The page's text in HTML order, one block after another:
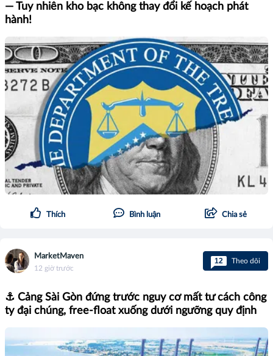
— Tuy nhiên kho bạc không thay đổi kế hoạch phát
hành!
Thích Bình luận Chia sẻ
MarketMaven
12 giờ trước
12 Theo dõi
⚓ Cảng Sài Gòn đứng trước nguy cơ mất tư cách công
ty đại chúng, free-float xuống dưới ngưỡng quy định